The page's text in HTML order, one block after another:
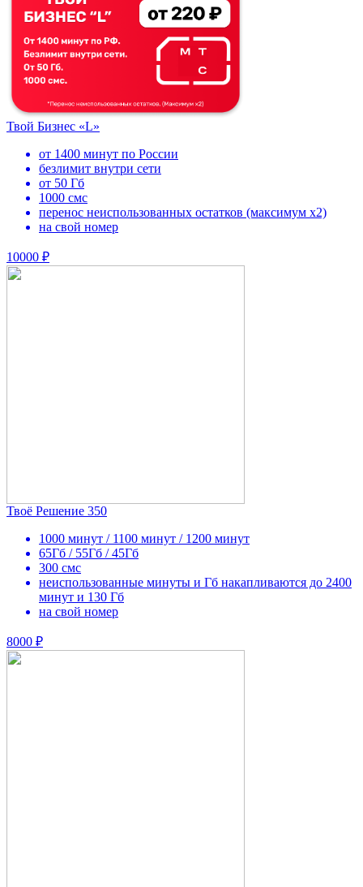
Твой Бизнес «L»
от 1400 минут по России
безлимит внутри сети
от 50 Гб
1000 смс
перенос неиспользованных остатков (максимум х2)
на свой номер
10000 ₽
Твоё Решение 350
1000 минут / 1100 минут / 1200 минут
65Гб / 55Гб / 45Гб
300 смс
неиспользованные минуты и Гб накапливаются до 2400
минут и 130 Гб
на свой номер
8000 ₽